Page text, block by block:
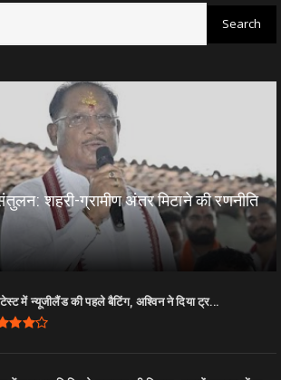
शहरी-ग्रामीण अंतर मिटाने की रणनीति
में न्यूजीलैंड की पहले बैटिंग, अश्विन ने दिया ट्र...